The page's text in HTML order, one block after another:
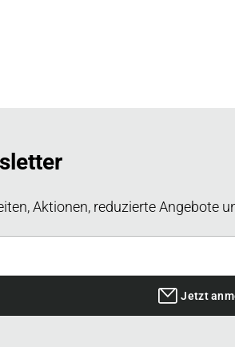
Aktionen, reduzierte Angebote
Jetzt